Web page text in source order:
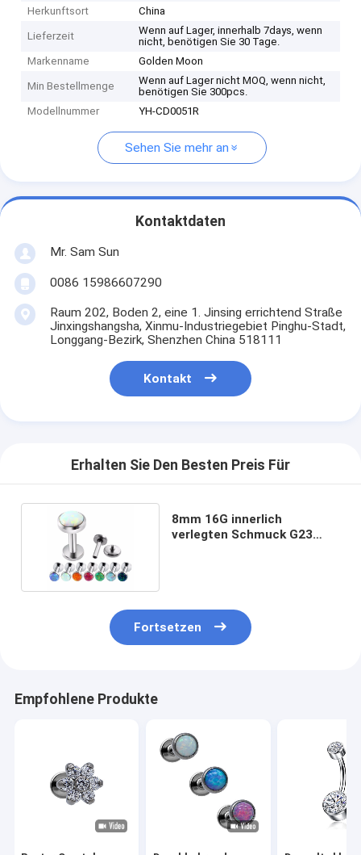
Herkunftsort
China
Lieferzeit
Wenn auf Lager, innerhalb 7days, wenn
nicht, benötigen Sie 30 Tage.
Markenname
Golden Moon
Min Bestellmenge
Wenn auf Lager nicht MOQ, wenn nicht,
benötigen Sie 300pcs.
Modellnummer
YH-CD0051R
Sehen Sie mehr an
Kontaktdaten
Mr. Sam Sun
0086 15986607290
Raum 202, Boden 2, eine 1. Jinsing errichtend Straße
Jinxingshangsha, Xinmu-Industriegebiet Pinghu-Stadt,
Longgang-Bezirk, Shenzhen China 518111
Kontakt
Erhalten Sie Den Besten Preis Für
8mm 16G innerlich
verlegten Schmuck G23
Fortsetzen
Empfohlene Produkte